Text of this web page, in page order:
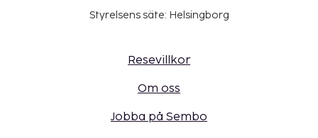
Styrelsens säte: Helsingborg
Resevillkor
Om oss
Jobba på Sembo